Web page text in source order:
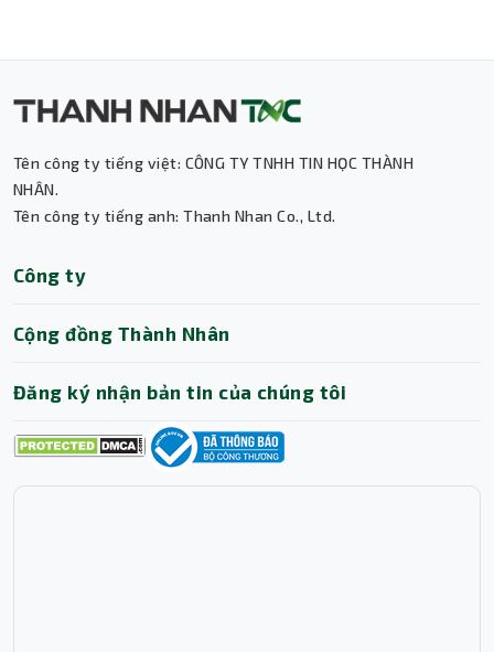
Tên công ty tiếng việt: CÔNG TY TNHH TIN HỌC THÀNH
NHÂN.
Tên công ty tiếng anh: Thanh Nhan Co., Ltd.
Công ty
Cộng đồng Thành Nhân
Đăng ký nhận bản tin của chúng tôi